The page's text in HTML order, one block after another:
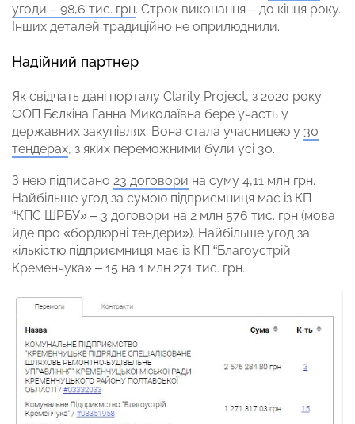
угоди – 98,6 тис. грн. Строк виконання – до кінця року.
Інших деталей традиційно не оприлюднили.
Надійний партнер
Як свідчать дані порталу Clarity Project, з 2020 року
ФОП Бєлкіна Ганна Миколаївна бере участь у
державних закупівлях. Вона стала учасницею у 30
тендерах, з яких переможними були усі 30.
З нею підписано 23 договори на суму 4,11 млн грн.
Найбільше угод за сумою підприємниця має із КП
“КПС ШРБУ» – 3 договори на 2 млн 576 тис. грн (мова
йде про «бордюрні тендери»). Найбільше угод за
кількістю підприємниця має із КП “Благоустрій
Кременчука» – 15 на 1 млн 271 тис. грн.